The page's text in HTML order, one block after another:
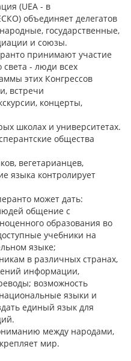
(UEA - в
объединяет делегатов
государственные,
и союзы.
принимают участие
света - люди всех
этих Конгрессов
встречи
концерты,
школах и университетах.
общества
вегетарианцев,
языка контролирует
может дать:
общение с
образования во
учебники на
языке;
в различных странах,
информации,
возможность
языки и
единый язык для
между народами,
мир.